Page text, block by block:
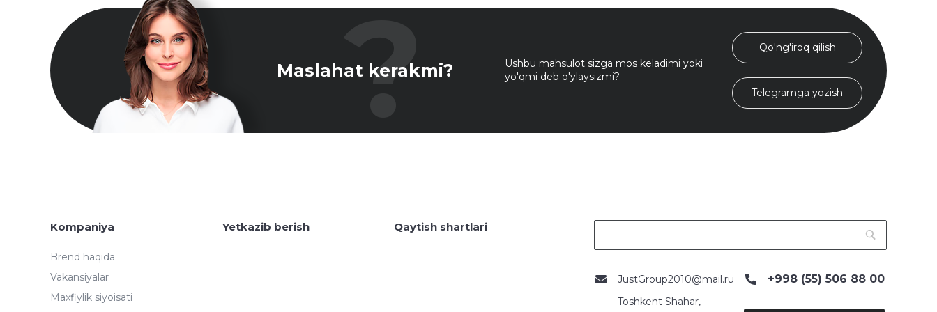
Maslahat kerakmi?
Ushbu mahsulot sizga mos keladimi yoki
yo'qmi deb o'ylaysizmi?
Qo'ng'iroq qilish
Telegramga yozish
Kompaniya
Brend haqida
Vakansiyalar
Maxfiylik siyoisati
Yetkazib berish Qaytish shartlari
JustGroup2010@mail.ru +998 (55) 506 88 00
Toshkent Shahar,